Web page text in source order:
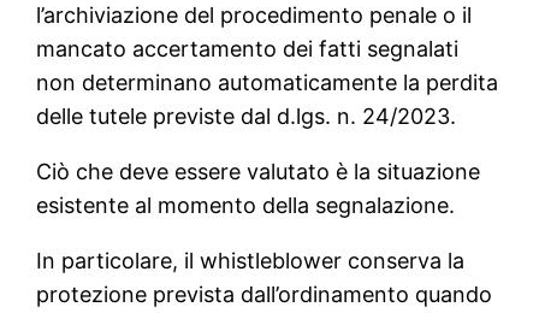
l’archiviazione del procedimento penale o il
mancato accertamento dei fatti segnalati
non determinano automaticamente la perdita
delle tutele previste dal d.lgs. n. 24/2023.
Ciò che deve essere valutato è la situazione
esistente al momento della segnalazione.
In particolare, il whistleblower conserva la
protezione prevista dall’ordinamento quando